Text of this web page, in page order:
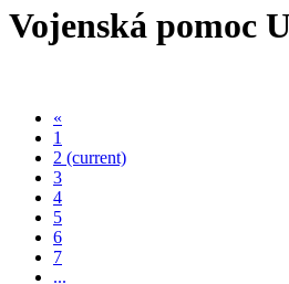
Vojenská pomoc
«
1
2 (current)
3
4
5
6
7
...